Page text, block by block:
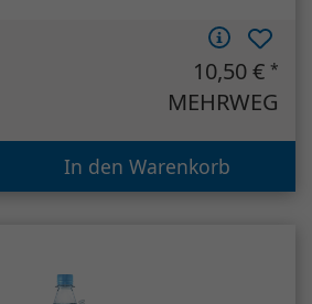
10,50 € *
MEHRWEG
Gerolsteiner Medium
In den Warenkorb